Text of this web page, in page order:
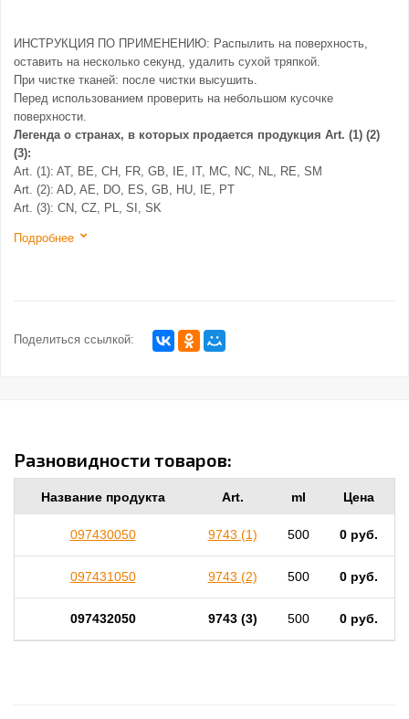
ИНСТРУКЦИЯ ПО ПРИМЕНЕНИЮ: Распылить на поверхность,
оставить на несколько секунд, удалить сухой тряпкой.
При чистке тканей: после чистки высушить.
Перед использованием проверить на небольшом кусочке
поверхности.
Легенда о странах, в которых продается продукция Art. (1) (2)
(3):
Art. (1): AT, BE, CH, FR, GB, IE, IT, MC, NC, NL, RE, SM
Art. (2): AD, AE, DO, ES, GB, HU, IE, PT
Art. (3): CN, CZ, PL, SI, SK
Подробнее
Поделиться ссылкой:
Разновидности товаров:
Название продукта Art. ml Цена
097430050 9743 (1) 500 0 руб.
097431050 9743 (2) 500 0 руб.
097432050 9743 (3) 500 0 руб.